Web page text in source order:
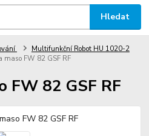
Hledat
Multifunkční Robot HU 1020-2
maso FW 82 GSF RF
FW 82 GSF RF